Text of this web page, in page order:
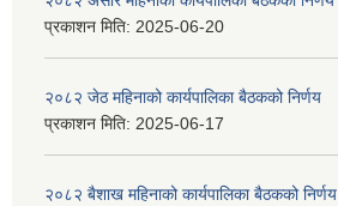
प्रकाशन मिति: 2025-06-20
२०८२ जेठ महिनाको कार्यपालिका बैठकको निर्णय
प्रकाशन मिति: 2025-06-17
२०८२ बैशाख महिनाको कार्यपालिका बैठकको निर्णय